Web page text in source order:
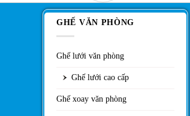
GHẾ VĂN PHÒNG
Ghế lưới văn phòng
Ghế lưới cao cấp
Ghế xoay văn phòng